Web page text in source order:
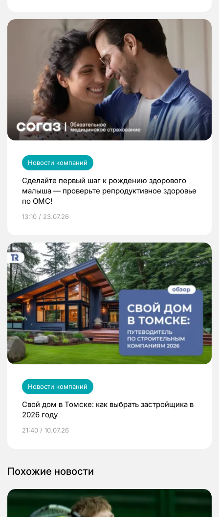
Новости компаний
Сделайте первый шаг к рождению здорового
малыша — проверьте репродуктивное здоровье
по ОМС!
13:10 / 23.07.26
Новости компаний
Свой дом в Томске: как выбрать застройщика в
2026 году
21:40 / 10.07.26
Похожие новости